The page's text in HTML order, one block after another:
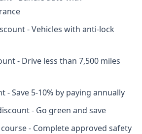
- Vehicles with anti-lock
- Drive less than 7,500 miles
- Save 5-10% by paying annually
- Go green and save
- Complete approved safety